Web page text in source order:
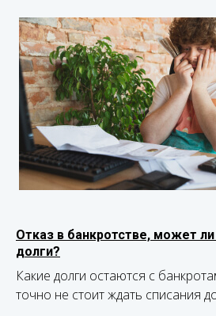
Отказ в банкротстве, может
долги?
Какие долги остаются с
точно не стоит ждать списания